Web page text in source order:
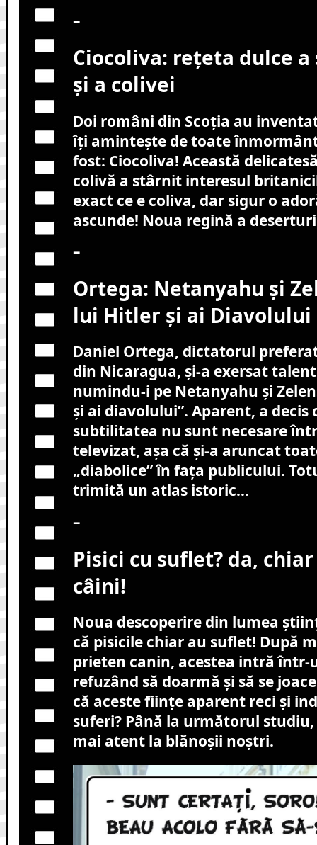
–
Ciocoliva: rețeta dulce
și a colivei
Doi români din Scoția au
îți amintește de toate
fost: Ciocoliva! Această
colivă a stârnit interesul
exact ce e coliva, dar sigur o
ascunde! Noua regină a
–
Ortega: Netanyahu și
lui Hitler și ai Diavolului
Daniel Ortega, dictatorul
din Nicaragua, și-a exersat
numindu-i pe Netanyahu și
și ai diavolului”. Aparent, a decis
subtilitatea nu sunt necesare
televizat, așa că și-a aruncat
„diabolice” în fața publicului.
trimită un atlas istoric…
–
Pisici cu suflet? da,
câini!
Noua descoperire din lumea
că pisicile chiar au suflet! După
prieten canin, acestea intră într-
refuzând să doarmă și să se
că aceste ființe aparent reci și
suferi? Până la următorul
mai atent la blănoșii noștri.